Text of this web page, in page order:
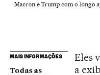
Macron e Trump com o longo
MAIS INFORMAÇÕES
Todas as
Eles
a